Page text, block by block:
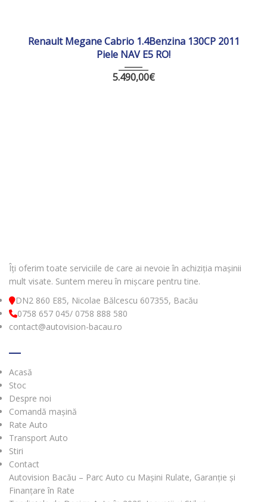
Renault Megane Cabrio 1.4Benzina 130CP 2011
Piele NAV E5 RO!
5.490,00€
Îți oferim toate serviciile de care ai nevoie în achiziția mașinii
mult visate. Suntem mereu în mișcare pentru tine.
DN2 860 E85, Nicolae Bălcescu 607355, Bacău
0758 657 045/ 0758 888 580
contact@autovision-bacau.ro
Acasă
Stoc
Despre noi
Comandă mașină
Rate Auto
Transport Auto
Stiri
Contact
Autovision Bacău – Parc Auto cu Mașini Rulate, Garanție și
Finanțare în Rate